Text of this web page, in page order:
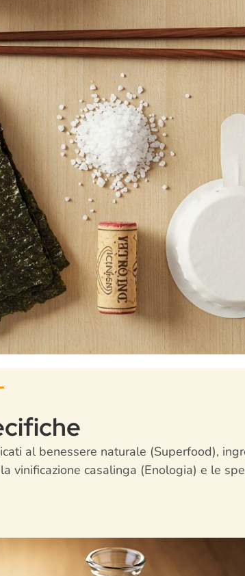
al benessere naturale (Superfood),
vinificazione casalinga (Enologia) e le